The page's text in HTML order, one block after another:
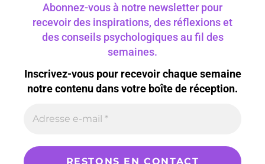
Abonnez-vous à notre newsletter pour
recevoir des inspirations, des réflexions et
des conseils psychologiques au fil des
semaines.
Inscrivez-vous pour recevoir chaque semaine
notre contenu dans votre boîte de réception.